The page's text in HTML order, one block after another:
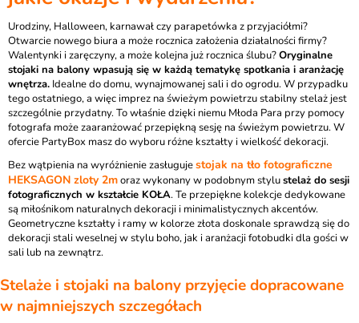
Urodziny, Halloween, karnawał czy parapetówka z przyjaciółmi?
Otwarcie nowego biura a może rocznica założenia działalności firmy?
Walentynki i zaręczyny, a może kolejna już rocznica ślubu?Oryginalne
stojaki na balony wpasują się w każdą tematykę spotkania i aranżację
wnętrza. Idealne do domu, wynajmowanej sali i do ogrodu. W przypadku
tego ostatniego, a więc imprez na świeżym powietrzu stabilny stelaż jest
szczególnie przydatny. To właśnie dzięki niemu Młoda Para przy pomocy
fotografa może zaaranżować przepiękną sesję na świeżym powietrzu. W
ofercie PartyBox masz do wyboru różne kształty i wielkość dekoracji.
Bez wątpienia na wyróżnienie zasługujestojak na tło fotograficzne
HEKSAGON zloty 2moraz wykonany w podobnym stylustelaż do sesji
fotograficznych w kształcie KOŁA. Te przepiękne kolekcje dedykowane
są miłośnikom naturalnych dekoracji i minimalistycznych akcentów.
Geometryczne kształty i ramy w kolorze złota doskonale sprawdzą się do
dekoracji stali weselnej w stylu boho, jak i aranżacji fotobudki dla gości w
sali lub na zewnątrz.
Stelaże i stojaki na balony przyjęcie dopracowane
w najmniejszych szczegółach